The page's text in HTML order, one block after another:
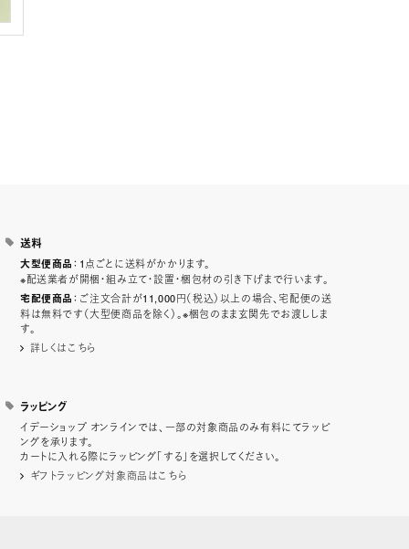
送料
大型便商品 ：1点ごとに送料がかかります。
※配送業者が開梱・組み立て・設置・梱包材の引き下げまで行います。
宅配便商品 ：ご注文合計が11,000円（税込）以上の場合、宅配便の送
料は無料です（大型便商品を除く）。※梱包のまま玄関先でお渡ししま
す。
詳しくはこちら
ラッピング
イデーショップ オンラインでは、一部の対象商品のみ有料にてラッピ
ングを承ります。
カートに入れる際にラッピング「する」を選択してください。
ギフトラッピング対象商品はこちら